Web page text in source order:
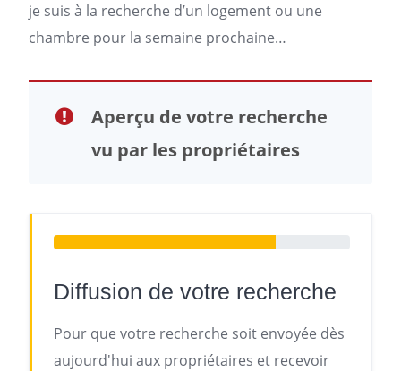
je suis à la recherche d’un logement ou une
chambre pour la semaine prochaine…
Aperçu de votre recherche
vu par les propriétaires
Diffusion de votre recherche
Pour que votre recherche soit envoyée dès
aujourd'hui aux propriétaires et recevoir